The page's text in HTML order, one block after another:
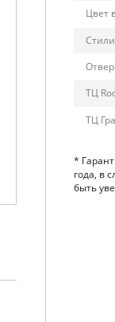
Цвет
ТЦ
ТЦ
*
года, в
быть